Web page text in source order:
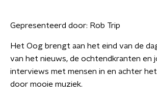
Gepresenteerd door: Rob Trip
Het Oog brengt aan het eind van de
van het nieuws, de ochtendkranten en
interviews met mensen in en achter
door mooie muziek.